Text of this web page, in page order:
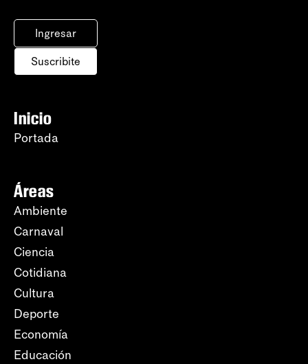
Ingresar
Suscribite
Inicio
Portada
Áreas
Ambiente
Carnaval
Ciencia
Cotidiana
Cultura
Deporte
Economía
Educación